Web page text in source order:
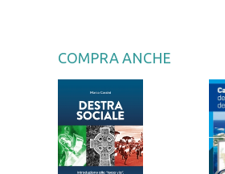
COMPRA ANCHE